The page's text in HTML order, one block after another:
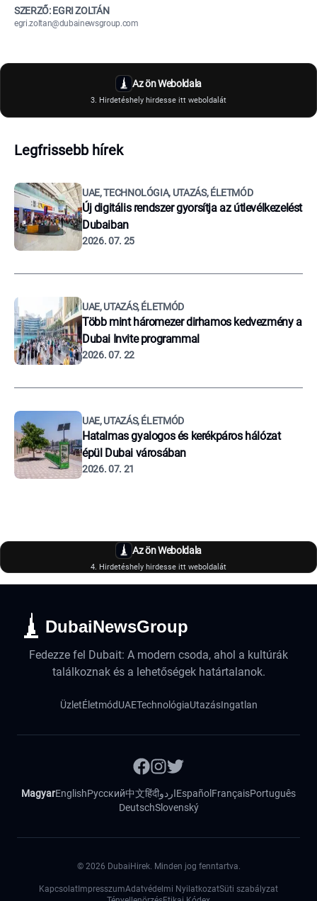
SZERZŐ: EGRI ZOLTÁN
egri.zoltan@dubainewsgroup.com
Az ön Weboldala
3. Hirdetéshely hirdesse itt weboldalát
Legfrissebb hírek
UAE, TECHNOLÓGIA, UTAZÁS, ÉLETMÓD
Új digitális rendszer gyorsítja az útlevélkezelést
Dubaiban
2026. 07. 25
UAE, UTAZÁS, ÉLETMÓD
Több mint háromezer dirhamos kedvezmény a
Dubai Invite programmal
2026. 07. 22
UAE, UTAZÁS, ÉLETMÓD
Hatalmas gyalogos és kerékpáros hálózat
épül Dubai városában
2026. 07. 21
Az ön Weboldala
4. Hirdetéshely hirdesse itt weboldalát
DubaiNewsGroup
Fedezze fel Dubait: A modern csoda, ahol a kultúrák
találkoznak és a lehetőségek határtalanok.
ÜzletÉletmódUAETechnológiaUtazásIngatlan
MagyarEnglishРусский中文हिंदीاردوEspañol FrançaisPortuguês
DeutschSlovenský
© 2026 DubaiHirek. Minden jog fenntartva.
Kapcsolat ImpresszumAdatvédelmi NyilatkozatSüti szabályzat